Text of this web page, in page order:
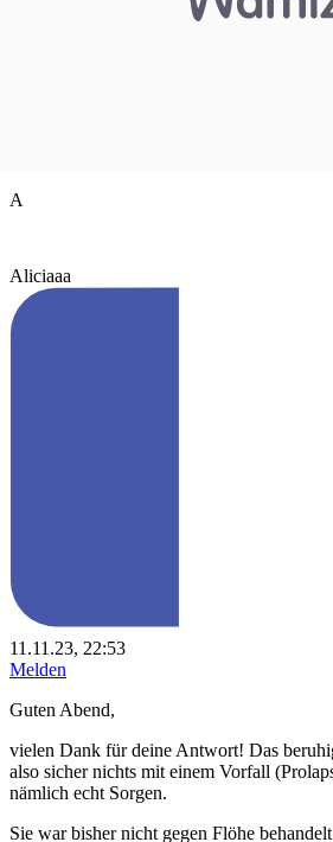
A
Aliciaaa
11.11.23, 22:53
Melden
Guten Abend,
vielen Dank für deine Antwort! Das
also sicher nichts mit einem Vorfall
nämlich echt Sorgen.
Sie war bisher nicht gegen Flöhe